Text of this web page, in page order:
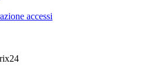
accessi